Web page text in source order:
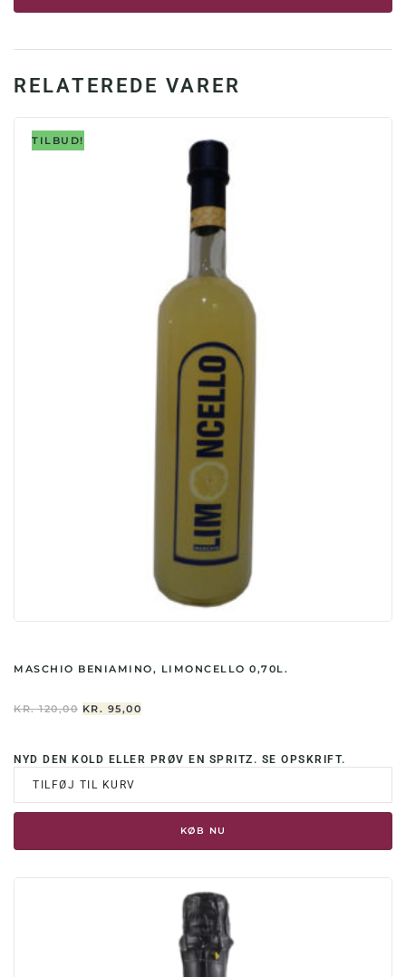
liter
RELATEREDE VARER
TILBUD!
MASCHIO BENIAMINO, LIMONCELLO 0,70L.
KR.120,00 DEN
KR. 120,00.
KR. 95,00
KR. 95,00.
NYD DEN KOLD ELLER PRØV EN SPRITZ. SE OPSKRIFT.
TILFØJ TIL KURV
KØB NU